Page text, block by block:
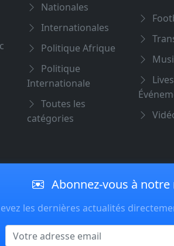
Nationales
Internationales
Politique Afrique
Politique
Internationale
Toutes les
catégories
Abonnez-vous à
les dernières actualités
Email